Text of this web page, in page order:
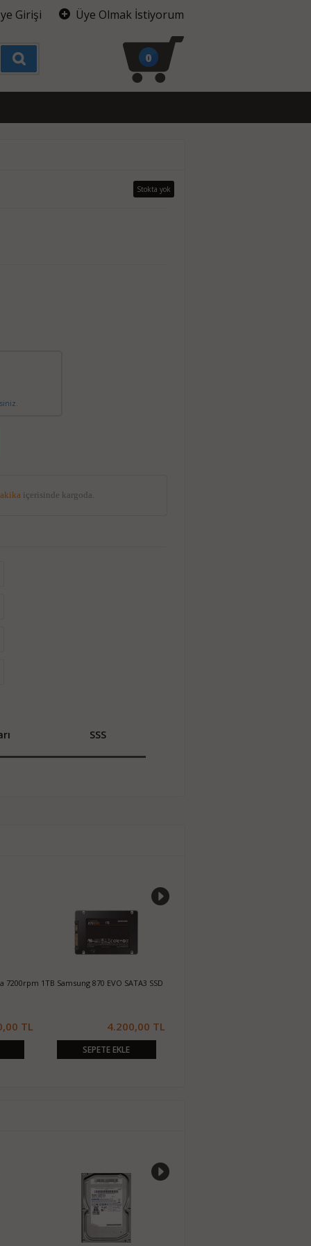
Girişi Üye Olmak İstiyorum
0
Stokta yok
içerisinde kargoda.
SSS
7200rpm
TL
1TB Samsung 870 EVO SATA3 SSD
4.200,00 TL
SEPETE EKLE